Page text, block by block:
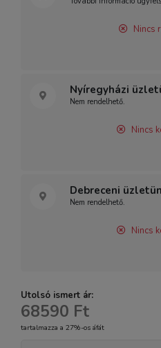
Nincs
Nyíregyházi
Nem rendelhető.
Nincs
Debreceni
Nem rendelhető.
Nincs
Utolsó ismert ár:
68590 Ft
tartalmazza a 27%-os áfát